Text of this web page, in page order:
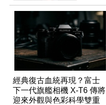
經典復古血統再現？富士
下一代旗艦相機 X-T6 傳將
迎來外觀與色彩科學雙重